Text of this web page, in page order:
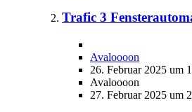
Trafic 3
Avaloooon
26. Februar 2025 um
Avaloooon
27. Februar 2025 um